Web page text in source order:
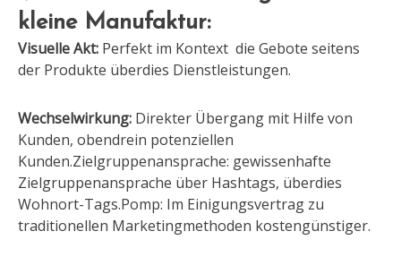
kleine Manufaktur:
Visuelle Akt: Perfekt im Kontext die Gebote seitens
der Produkte überdies Dienstleistungen.
Wechselwirkung: Direkter Übergang mit Hilfe von
Kunden, obendrein potenziellen
Kunden.Zielgruppenansprache: gewissenhafte
Zielgruppenansprache über Hashtags, überdies
Wohnort-Tags.Pomp: Im Einigungsvertrag zu
traditionellen Marketingmethoden kostengünstiger.